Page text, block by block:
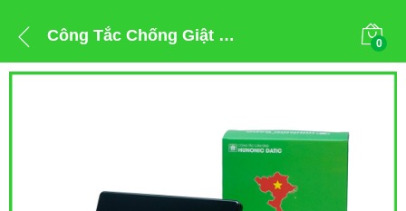
Công Tắc Chống Giật Bluetooth Mesh Hunonic Datic Màu Đen 0